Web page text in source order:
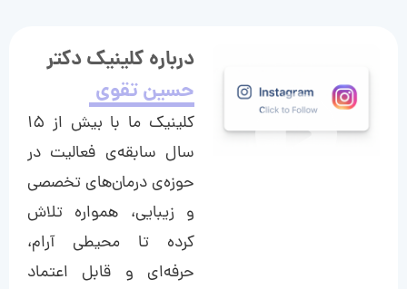
درباره کلینیک دکتر
حسین تقوی
کلینیک ما با بیش از ۱۵
سال سابقه‌ی فعالیت در
حوزه‌ی درمان‌های تخصصی
و زیبایی، همواره تلاش
کرده تا محیطی آرام،
حرفه‌ای و قابل اعتماد